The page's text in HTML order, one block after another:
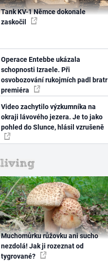
Tank KV-1 Němce dokonale
zaskočil
Operace Entebbe ukázala
schopnosti Izraele. Při
osvobozování rukojmích padl bratr
premiéra
Video zachytilo výzkumníka na
okraji lávového jezera. Je to jako
pohled do Slunce, hlásil vzrušeně
Muchomůrku růžovku ani sucho
nezdolá! Jak ji rozeznat od
tygrované?